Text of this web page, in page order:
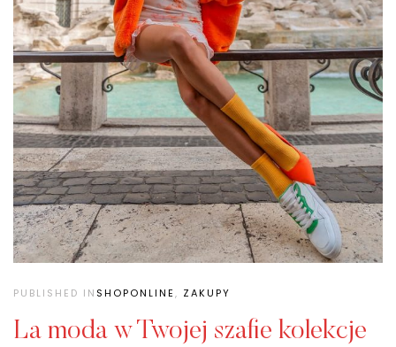
PUBLISHED IN SHOPONLINE, ZAKUPY
La moda w Twojej szafie kolekcje